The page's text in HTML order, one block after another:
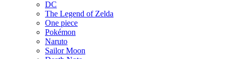
DC
The Legend of Zelda
One piece
Pokémon
Naruto
Sailor Moon